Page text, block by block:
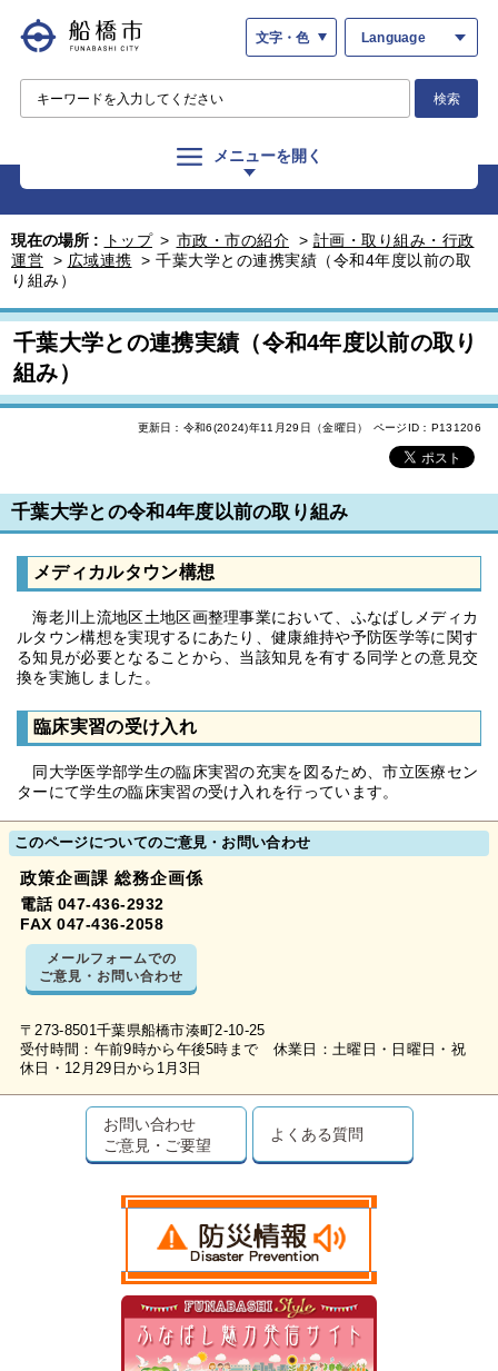
文字・色 Language
検索
メニューを開く
現在の場所 : トップ > 市政・市の紹介 > 計画・取り組み・行政
運営 > 広域連携 > 千葉大学との連携実績（令和4年度以前の取
り組み）
千葉大学との連携実績（令和4年度以前の取り
組み）
更新日：令和6(2024)年11月29日（金曜日） ページID：P131206
千葉大学との令和4年度以前の取り組み
メディカルタウン構想
海老川上流地区土地区画整理事業において、ふなばしメディカ
ルタウン構想を実現するにあたり、健康維持や予防医学等に関す
る知見が必要となることから、当該知見を有する同学との意見交
換を実施しました。
臨床実習の受け入れ
同大学医学部学生の臨床実習の充実を図るため、市立医療セン
ターにて学生の臨床実習の受け入れを行っています。
このページについてのご意見・お問い合わせ
政策企画課 総務企画係
電話 047-436-2932
FAX 047-436-2058
メールフォームでの
ご意見・お問い合わせ
〒273-8501千葉県船橋市湊町2-10-25
受付時間：午前9時から午後5時まで 休業日：土曜日・日曜日・祝
休日・12月29日から1月3日
お問い合わせ
ご意見・ご要望
よくある質問